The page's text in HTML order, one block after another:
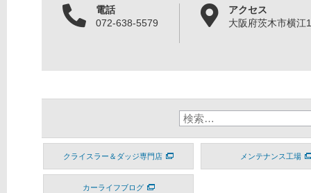
電話
072-638-5579
アクセス
大阪府茨木市横江
クライスラー＆ダッジ専門店 メンテナンス工場
カーライフブログ